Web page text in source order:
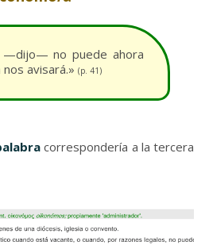
no puede ahora
avisará.» (p. 41)
correspondería a la tercera